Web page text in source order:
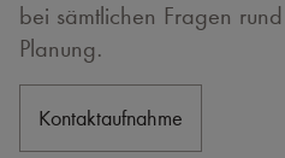
bei sämtlichen Fragen
Planung.
Kontaktaufnahme